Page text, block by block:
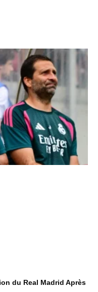
du Real Madrid Après